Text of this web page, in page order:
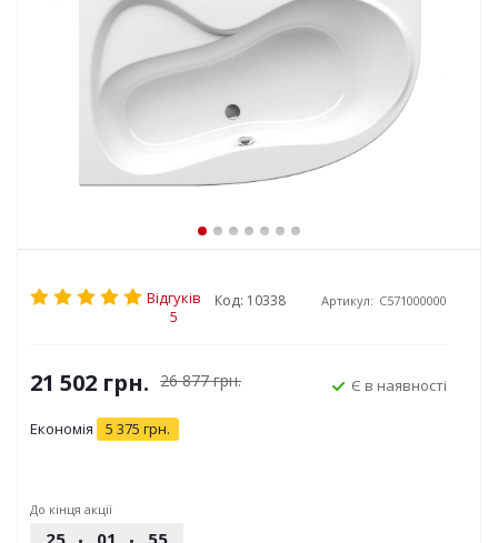
Відгуків
5
Код: 10338 Артикул: C571000000
21 502 грн. 26 877грн.
Економія 5 375 грн.
Є в наявності
До кінця акції
25 01 55